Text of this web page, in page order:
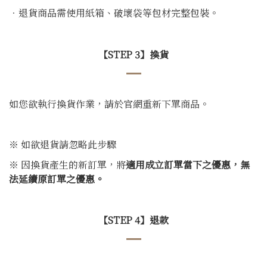
．退貨商品需使用紙箱、破壞袋等包材完整包裝。
【STEP 3】換貨
如您欲執行換貨作業，請於官網重新下單商品。
※ 如欲退貨請忽略此步驟
※ 因換貨產生的新訂單，將適用成立訂單當下之優惠，無
法延續原訂單之優惠。
【STEP 4】退款